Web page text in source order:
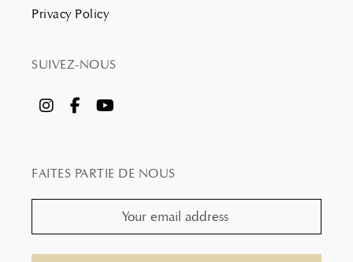
Privacy Policy
SUIVEZ-NOUS
FAITES PARTIE DE NOUS